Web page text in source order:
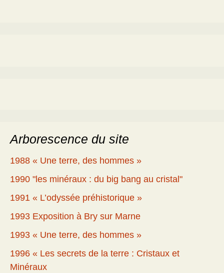
Arborescence du site
1988 « Une terre, des hommes »
1990 "les minéraux : du big bang au cristal"
1991 « L’odyssée préhistorique »
1993 Exposition à Bry sur Marne
1993 « Une terre, des hommes »
1996 « Les secrets de la terre : Cristaux et
Minéraux